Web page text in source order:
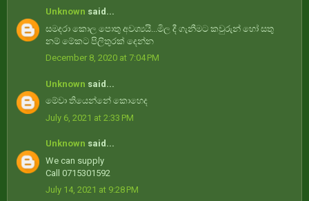
Unknown said...
සමදරා කොල පොතු අවශ්‍යයි...මිල දී ගැනීමට කවුරුන් හෝ සතු
නම් මේකට පිලිතුරක් දෙන්න
December 8, 2020 at 7:04 PM
Unknown said...
මේවා තියෙන්නේ කොහෙද
July 6, 2021 at 2:33 PM
Unknown said...
We can supply
Call 0715301592
July 14, 2021 at 9:28 PM